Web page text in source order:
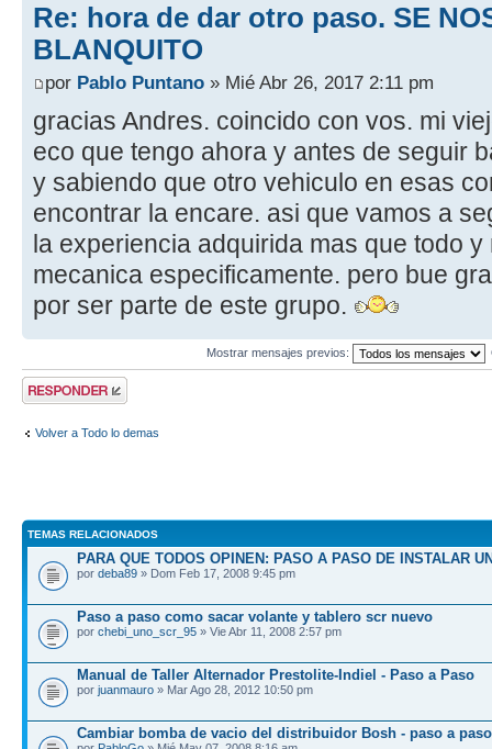
Re: hora de dar otro paso. SE
BLANQUITO
por Pablo Puntano » Mié Abr 26, 2017 2:11 pm
gracias Andres. coincido con vos. mi
eco que tengo ahora y antes de seguir
y sabiendo que otro vehiculo en esas
encontrar la encare. asi que vamos a
la experiencia adquirida mas que todo
mecanica especificamente. pero bue
por ser parte de este grupo.
Mostrar mensajes previos:
Publicar una
respuesta
Volver a Todo lo demas
TEMAS RELACIONADOS
PARA QUE TODOS OPINEN: PASO A PASO DE INSTALAR
por deba89 » Dom Feb 17, 2008 9:45 pm
Paso a paso como sacar volante y tablero scr nuevo
por chebi_uno_scr_95 » Vie Abr 11, 2008 2:57 pm
Manual de Taller Alternador Prestolite-Indiel - Paso a Paso
por juanmauro » Mar Ago 28, 2012 10:50 pm
Cambiar bomba de vacio del distribuidor Bosh - paso a paso